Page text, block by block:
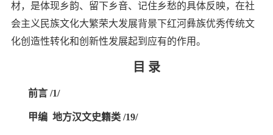
材，是体现乡韵、留下乡音、记住乡愁的具体反映，在社
会主义民族文化大繁荣大发展背景下红河彝族优秀传统文
化创造性转化和创新性发展起到应有的作用。
目 录
前言 /1/
甲编 地方汉文史籍类 /19/